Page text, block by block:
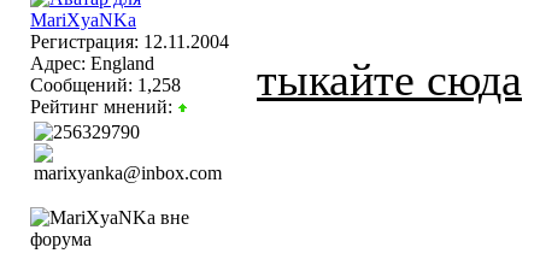
Регистрация: 12.11.2004
Адрес: England
Сообщений: 1,258
Рейтинг мнений:
тыкайте сюда